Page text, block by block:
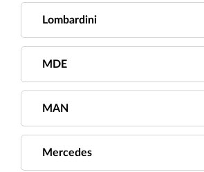
Lombardini
MDE
MAN
Mercedes